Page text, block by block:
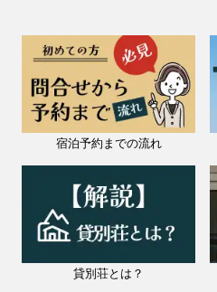
宿泊予約までの流れ
貸別荘とは？